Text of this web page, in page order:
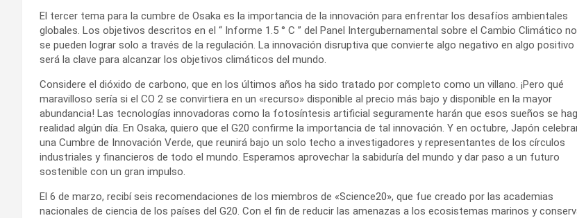
El tercer tema para la cumbre de Osaka es la importancia de la innovación para enfrentar los desafíos ambientales
globales. Los objetivos descritos en el “ Informe 1.5 ° C ” del Panel Intergubernamental sobre el Cambio Climático no
se pueden lograr solo a través de la regulación. La innovación disruptiva que convierte algo negativo en algo positivo
será la clave para alcanzar los objetivos climáticos del mundo.
Considere el dióxido de carbono, que en los últimos años ha sido tratado por completo como un villano. ¡Pero qué
maravilloso sería si el CO 2 se convirtiera en un «recurso» disponible al precio más bajo y disponible en la mayor
abundancia! Las tecnologías innovadoras como la fotosíntesis artificial seguramente harán que esos sueños se
realidad algún día. En Osaka, quiero que el G20 confirme la importancia de tal innovación. Y en octubre, Japón
una Cumbre de Innovación Verde, que reunirá bajo un solo techo a investigadores y representantes de los círculos
industriales y financieros de todo el mundo. Esperamos aprovechar la sabiduría del mundo y dar paso a un futuro
sostenible con un gran impulso.
El 6 de marzo, recibí seis recomendaciones de los miembros de «Science20», que fue creado por las academias
nacionales de ciencia de los países del G20. Con el fin de reducir las amenazas a los ecosistemas marinos y